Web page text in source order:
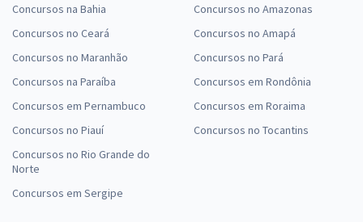
Concursos na Bahia
Concursos no Ceará
Concursos no Maranhão
Concursos na Paraíba
Concursos em Pernambuco
Concursos no Piauí
Concursos no Rio Grande do
Norte
Concursos em Sergipe
Concursos no Amazonas
Concursos no Amapá
Concursos no Pará
Concursos em Rondônia
Concursos em Roraima
Concursos no Tocantins